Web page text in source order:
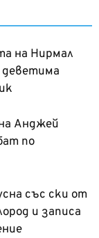
на Нирмал
Анджей
по
със ски от
и записа